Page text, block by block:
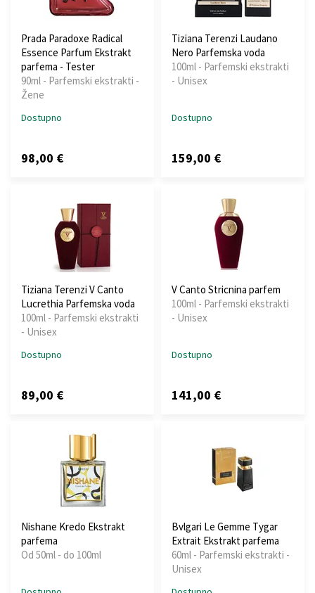
Prada Paradoxe Radical
Essence Parfum Ekstrakt
parfema - Tester
90ml - Parfemski ekstrakti -
Žene
Dostupno
98,00 €
Tiziana Terenzi Laudano
Nero Parfemska voda
100ml - Parfemski ekstrakti
- Unisex
Dostupno
159,00 €
Tiziana Terenzi V Canto
Lucrethia Parfemska voda
100ml - Parfemski ekstrakti
- Unisex
Dostupno
89,00 €
V Canto Stricnina parfem
100ml - Parfemski ekstrakti
- Unisex
Dostupno
141,00 €
Nishane Kredo Ekstrakt
parfema
Od 50ml - do 100ml
Bvlgari Le Gemme Tygar
Extrait Ekstrakt parfema
60ml - Parfemski ekstrakti -
Unisex